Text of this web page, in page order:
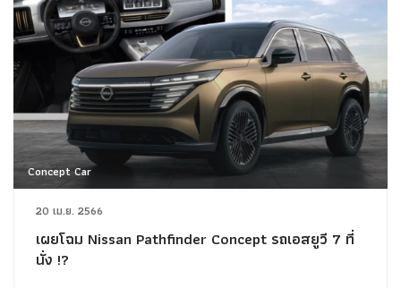
Concept Car
20 เม.ย. 2566
เผยโฉม Nissan Pathfinder Concept รถเอสยูวี 7 ที่
นั่ง !?